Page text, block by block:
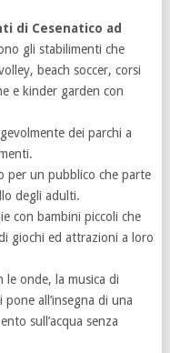
di Cesenatico ad
gli stabilimenti che
beach soccer, corsi
e kinder garden con
dei parchi a
un pubblico che parte
degli adulti.
con bambini piccoli che
giochi ed attrazioni a loro
le onde, la musica di
all’insegna di una
sull’acqua senza